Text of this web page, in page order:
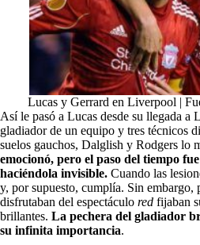
Lucas y Gerrard en Liverpool |
Así le pasó a Lucas desde su llegada
gladiador de un equipo y tres técnicos
suelos gauchos, Dalglish y Rodgers lo
emocionó, pero el paso del tiempo
haciéndola invisible. Cuando las
y, por supuesto, cumplía. Sin embargo,
disfrutaban del espectáculo red fijaban
brillantes. La pechera del gladiador
su infinita importancia.